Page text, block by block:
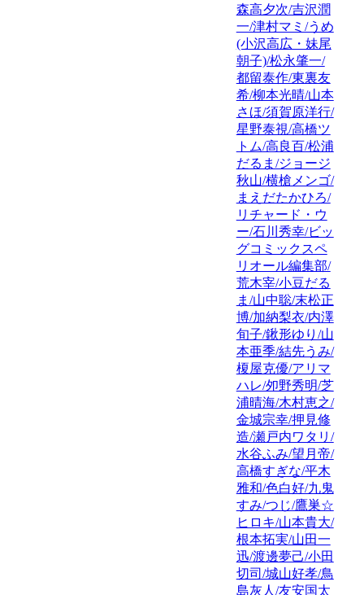
森高夕次/吉沢潤
一/津村マミ/うめ
(小沢高広・妹尾
朝子)/松永肇一/
都留泰作/東裏友
希/柳本光晴/山本
さほ/須賀原洋行/
星野泰視/高橋ツ
トム/高良百/松浦
だるま/ジョージ
秋山/横槍メンゴ/
まえだたかひろ/
リチャード・ウ
ー/石川秀幸/ビッ
グコミックスペ
リオール編集部/
荒木宰/小豆だる
ま/山中聡/末松正
博/加納梨衣/内澤
旬子/鍬形ゆり/山
本亜季/結先うみ/
榎屋克優/アリマ
ハレ/夘野秀明/芝
浦晴海/木村恵之/
金城宗幸/押見修
造/瀬戸内ワタリ/
水谷ふみ/望月帝/
高橋すぎな/平木
雅和/色白好/九鬼
すみ/つじ/鷹巣☆
ヒロキ/山本貴大/
根本拓実/山田一
迅/渡邊夢己/小田
切司/城山好孝/鳥
島灰人/友安国太